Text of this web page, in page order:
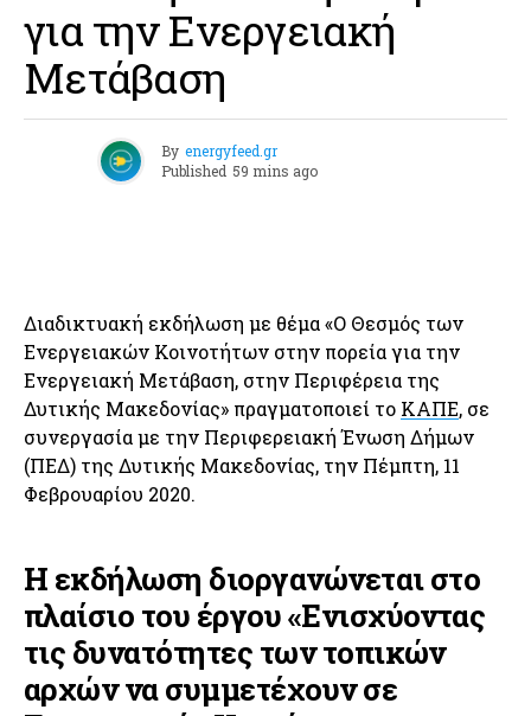
για την Ενεργειακή
Μετάβαση
By energyfeed.gr
Published 59 mins ago
Διαδικτυακή εκδήλωση με θέμα «Ο Θεσμός των
Ενεργειακών Κοινοτήτων στην πορεία για την
Ενεργειακή Μετάβαση, στην Περιφέρεια της
Δυτικής Μακεδονίας» πραγματοποιεί το ΚΑΠΕ, σε
συνεργασία με την Περιφερειακή Ένωση Δήμων
(ΠΕΔ) της Δυτικής Μακεδονίας, την Πέμπτη, 11
Φεβρουαρίου 2020.
Η εκδήλωση διοργανώνεται στο
πλαίσιο του έργου «Ενισχύοντας
τις δυνατότητες των τοπικών
αρχών να συμμετέχουν σε